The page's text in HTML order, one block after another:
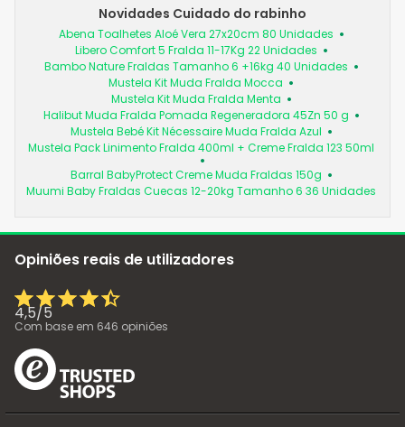
Novidades Cuidado do rabinho
Abena Toalhetes Aloé Vera 27x20cm 80 Unidades
Libero Comfort 5 Fralda 11-17Kg 22 Unidades
Bambo Nature Fraldas Tamanho 6 +16kg 40 Unidades
Mustela Kit Muda Fralda Mocca
Mustela Kit Muda Fralda Menta
Halibut Muda Fralda Pomada Regeneradora 45Zn 50 g
Mustela Bebé Kit Nécessaire Muda Fralda Azul
Mustela Pack Linimento Fralda 400ml + Creme Fralda 123 50ml
Barral BabyProtect Creme Muda Fraldas 150g
Muumi Baby Fraldas Cuecas 12-20kg Tamanho 6 36 Unidades
Opiniões reais de utilizadores
4,5/5
Com base em 646 opiniões